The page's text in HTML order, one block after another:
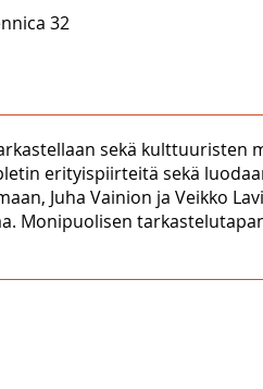
32
sekä kulttuuristen
erityispiirteitä sekä
Juha Vainion ja Veikko
Monipuolisen